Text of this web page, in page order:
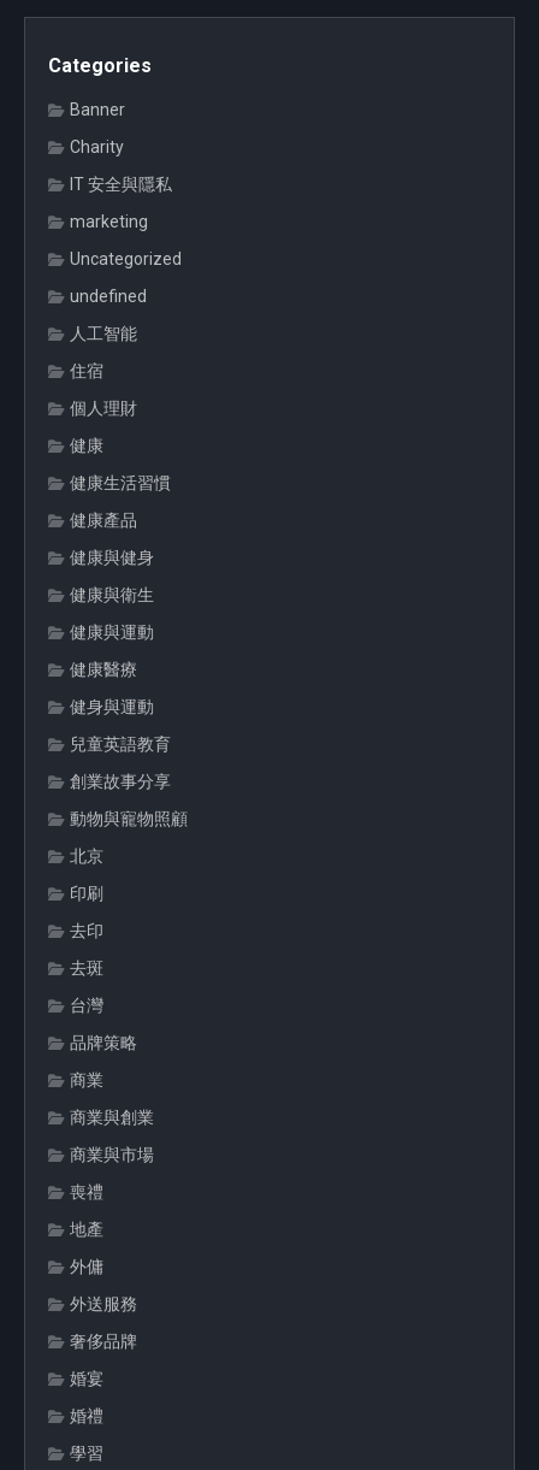
Categories
Banner
Charity
IT 安全與隱私
marketing
Uncategorized
undefined
人工智能
住宿
個人理財
健康
健康生活習慣
健康產品
健康與健身
健康與衛生
健康與運動
健康醫療
健身與運動
兒童英語教育
創業故事分享
動物與寵物照顧
北京
印刷
去印
去斑
台灣
品牌策略
商業
商業與創業
商業與市場
喪禮
地產
外傭
外送服務
奢侈品牌
婚宴
婚禮
學習